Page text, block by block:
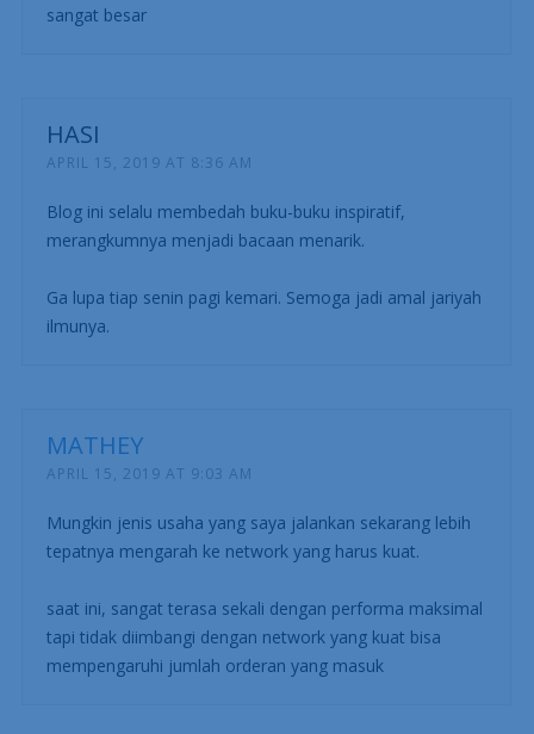
sangat besar
HASI
APRIL 15, 2019 AT 8:36 AM
Blog ini selalu membedah buku-buku inspiratif,
merangkumnya menjadi bacaan menarik.
Ga lupa tiap senin pagi kemari. Semoga jadi amal jariyah
ilmunya.
MATHEY
APRIL 15, 2019 AT 9:03 AM
Mungkin jenis usaha yang saya jalankan sekarang lebih
tepatnya mengarah ke network yang harus kuat.
saat ini, sangat terasa sekali dengan performa maksimal
tapi tidak diimbangi dengan network yang kuat bisa
mempengaruhi jumlah orderan yang masuk